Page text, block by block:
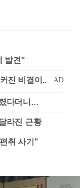
발견"
다더니…
라진 근황
취 사기"